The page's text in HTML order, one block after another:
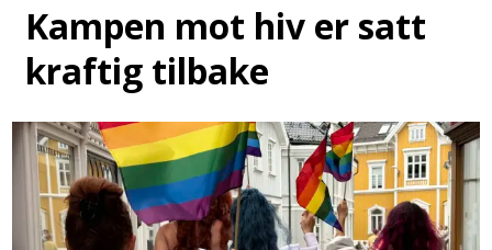
Kampen mot hiv er satt
kraftig tilbake